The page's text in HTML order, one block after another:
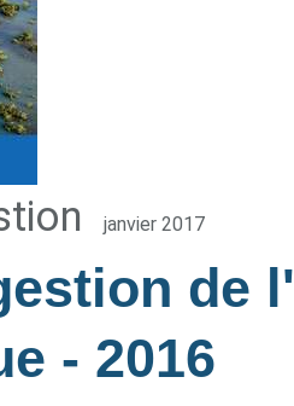
janvier 2017
de
- 2016